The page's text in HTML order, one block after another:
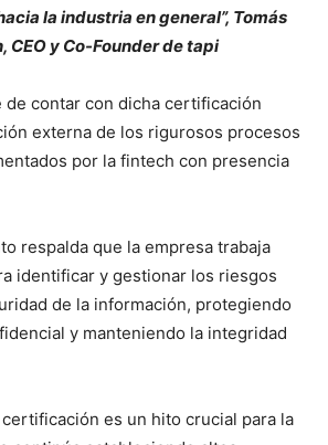
la industria en general”, Tomás
CEO y Co-Founder de tapi
de contar con dicha certificación
externa de los rigurosos procesos
por la fintech con presencia
respalda que la empresa trabaja
identificar y gestionar los riesgos
de la información, protegiendo
y manteniendo la integridad
es un hito crucial para la